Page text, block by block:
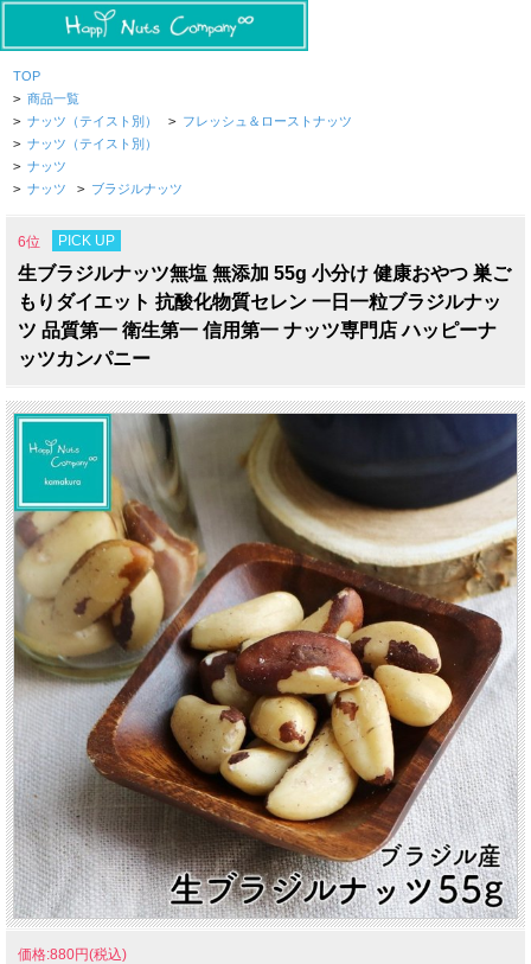
TOP
> 商品一覧
> ナッツ（テイスト別） > フレッシュ＆ローストナッツ
> ナッツ（テイスト別）
> ナッツ
> ナッツ > ブラジルナッツ
6位 PICK UP
生ブラジルナッツ無塩 無添加 55g 小分け 健康おやつ 巣ご
もりダイエット 抗酸化物質セレン 一日一粒ブラジルナッ
ツ 品質第一 衛生第一 信用第一 ナッツ専門店 ハッピーナ
ッツカンパニー
価格:880円(税込)